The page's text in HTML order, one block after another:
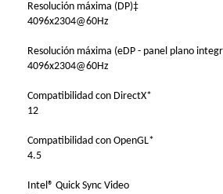
Resolución máxima (DP)‡
4096x2304@60Hz
Resolución máxima (eDP - panel plano
4096x2304@60Hz
Compatibilidad con DirectX*
12
Compatibilidad con OpenGL*
4.5
Intel® Quick Sync Video